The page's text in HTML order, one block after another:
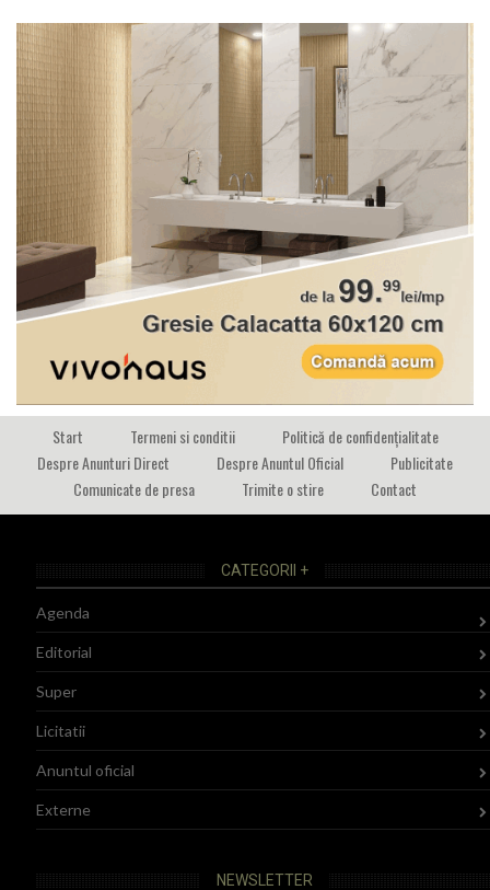
Start Termeni si conditii
Politică de confidențialitate
Despre Anunturi Direct
Despre Anuntul Oficial
Publicitate
Comunicate de presa
Trimite o stire Contact
CATEGORII +
Agenda
Editorial
Super
Licitatii
Anuntul oficial
Externe
NEWSLETTER